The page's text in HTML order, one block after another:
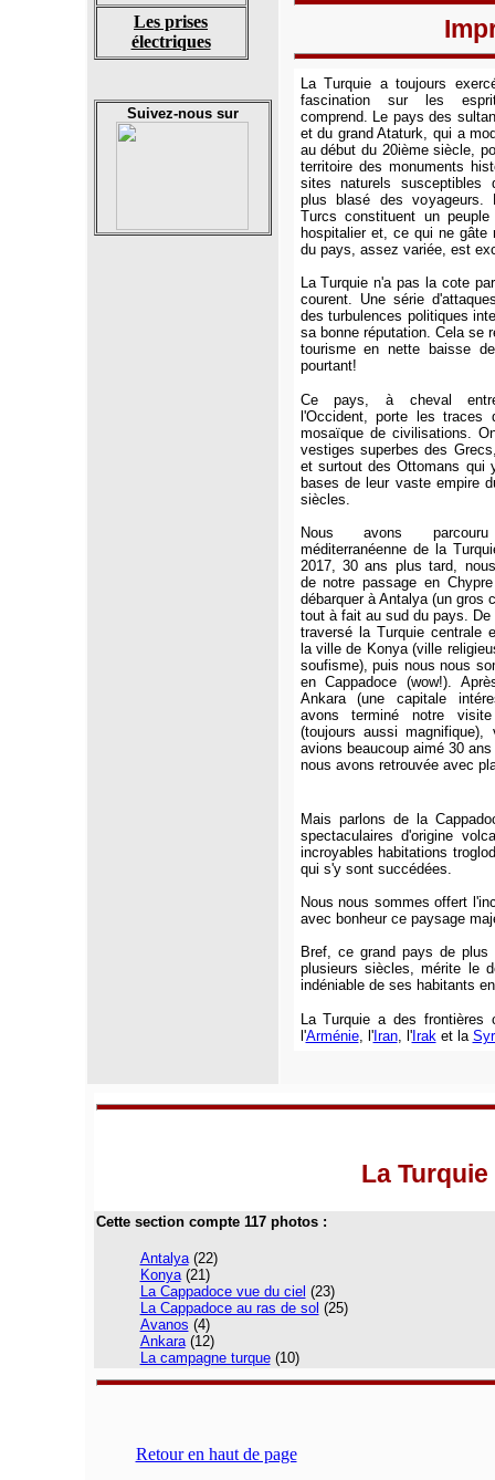
Les prises
électriques
Suivez-nous sur
La Turquie a toujours
fascination sur les
comprend. Le pays des
et du grand Ataturk, qui a
au début du 20ième siècle,
territoire des monuments
sites naturels susceptibles
plus blasé des voyageurs.
Turcs constituent un
hospitalier et, ce qui ne gâte
du pays, assez variée, est
La Turquie n'a pas la cote
courent. Une série
des turbulences politiques
sa bonne réputation. Cela se
tourisme en nette baisse
pourtant!
Ce pays, à cheval
l'Occident, porte les traces
mosaïque de civilisations.
vestiges superbes des
et surtout des Ottomans qui
bases de leur vaste empire
siècles.
Nous avons
méditerranéenne de la
2017, 30 ans plus tard,
de notre passage en
débarquer à Antalya (un gros
tout à fait au sud du pays. De
traversé la Turquie centrale
la ville de Konya (ville
soufisme), puis nous nous
en Cappadoce (wow!).
Ankara (une capitale
avons terminé notre
(toujours aussi magnifique),
avions beaucoup aimé 30
nous avons retrouvée avec
Mais parlons de la
spectaculaires d'origine
incroyables habitations
qui s'y sont succédées.
Nous nous sommes offert
avec bonheur ce paysage
Bref, ce grand pays de
plusieurs siècles, mérite le
indéniable de ses habitants
La Turquie a des
l'Arménie, l'Iran, l'Iraket la
La
Cette section compte 117 photos :
Antalya(22)
Konya(21)
La Cappadoce vue du ciel (23)
La Cappadoce au ras de sol (25)
Avanos (4)
Ankara(12)
La campagne turque(10)
Retour en haut de page